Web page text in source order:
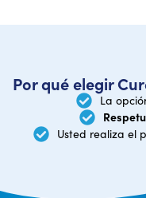
Por qué elegir
La
Usted realiza el